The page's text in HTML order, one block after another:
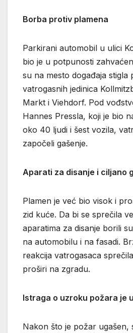
Borba protiv plamena
Parkirani automobil u ulici
bio je u potpunosti
su na mesto događaja stigla
vatrogasnih jedinica
Markt i Viehdorf. Pod
Hannes Pressla, koji je bio
oko 40 ljudi i šest vozila,
započeli gašenje.
Aparati za disanje i ciljano
Plamen je već bio visok i
zid kuće. Da bi se sprečila
aparatima za disanje borili
na automobilu i na fasadi.
reakcija vatrogasaca
proširi na zgradu.
Istraga o uzroku požara je
Nakon što je požar ugašen,